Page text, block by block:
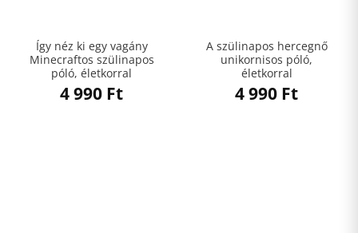
Így néz ki egy vagány
Minecraftos szülinapos
póló, életkorral
4 990 Ft
A szülinapos hercegnő
unikornisos póló,
életkorral
4 990 Ft